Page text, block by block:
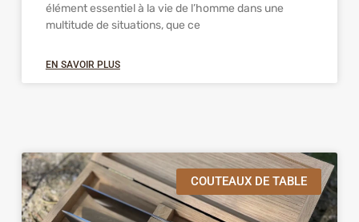
élément essentiel à la vie de l’homme dans une
multitude de situations, que ce
EN SAVOIR PLUS
COUTEAUX DE TABLE